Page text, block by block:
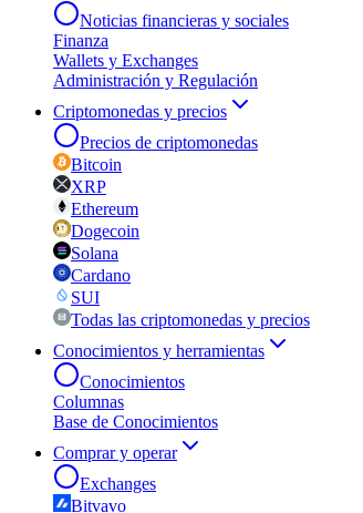
Noticias financieras y sociales
Finanza
Wallets y Exchanges
Administración y Regulación
Criptomonedas y precios
Precios de criptomonedas
Bitcoin
XRP
Ethereum
Dogecoin
Solana
Cardano
SUI
Todas las criptomonedas y precios
Conocimientos y herramientas
Conocimientos
Columnas
Base de Conocimientos
Comprar y operar
Exchanges
Bitvavo